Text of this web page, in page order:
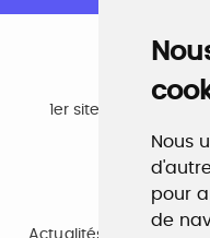
Nous
pour
de
1er site emploi du
Actualités, guide et